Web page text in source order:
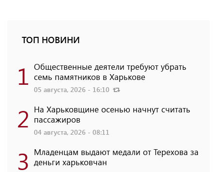
ТОП НОВИНИ
1 Общественные деятели требуют убрать
семь памятников в Харькове
05 августа, 2026 - 16:10
2 На Харьковщине осенью начнут считать
пассажиров
04 августа, 2026 - 08:11
3 Младенцам выдают медали от Терехова за
деньги харьковчан